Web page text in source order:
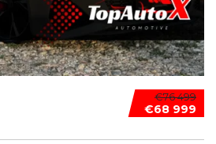
€76 499
€68 999